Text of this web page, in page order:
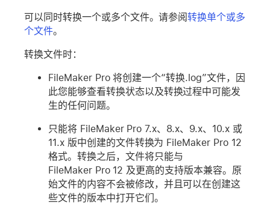
可以同时转换一个或多个文件。请参阅转换单个或多
个文件。
转换文件时：
FileMaker Pro 将创建一个“转换.log”文件，因
此您能够查看转换状态以及转换过程中可能发
生的任何问题。
只能将 FileMaker Pro 7.x、8.x、9.x、10.x 或
11.x 版中创建的文件转换为 FileMaker Pro 12
格式。转换之后，文件将只能与
FileMaker Pro 12 及更高的支持版本兼容。原
始文件的内容不会被修改，并且可以在创建这
些文件的版本中打开它们。